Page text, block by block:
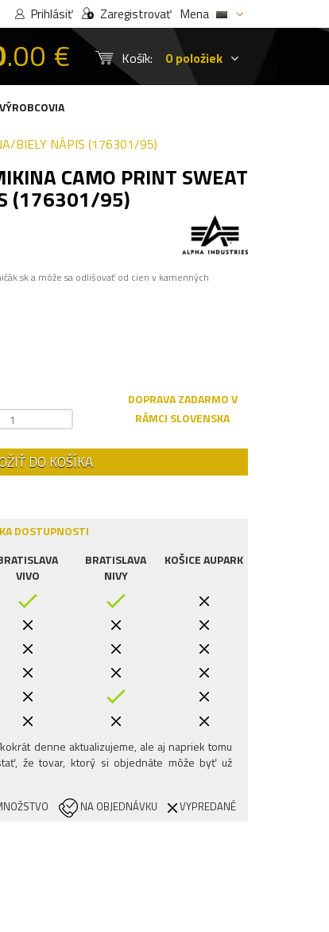
Prihlásiť Zaregistrovať Mena
.00 € Košík: 0 položiek
VÝROBCOVIA
BIELY NÁPIS (176301/95)
CAMO PRINT SWEAT
(176301/95)
a môže sa odlišovať od cien v kamenných
DOPRAVA ZADARMO V
RÁMCI SLOVENSKA
DO KOŠÍKA
DOSTUPNOSTI
VIVO
BRATISLAVA
NIVY
KOŠICE AUPARK
denne aktualizujeme, ale aj napriek tomu
že tovar, ktorý si objednáte môže byť už
NA OBJEDNÁVKU VYPREDANÉ